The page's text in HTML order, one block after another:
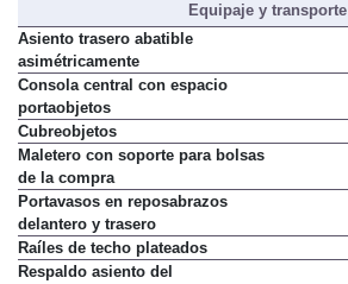
Equipaje y transporte
Asiento trasero abatible
asimétricamente
Consola central con espacio
portaobjetos
Cubreobjetos
Maletero con soporte para bolsas
de la compra
Portavasos en reposabrazos
delantero y trasero
Raíles de techo plateados
Respaldo asiento del